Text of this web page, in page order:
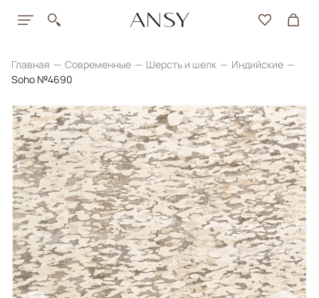
Главная Современные Шерсть и шелк
Индийские
Soho №4690